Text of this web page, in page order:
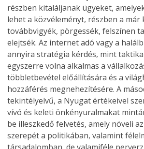
részben kitaláljanak ügyeket,
lehet a közvéleményt, részben a
továbbvigyék, pörgessék, felszínen
elejtsék. Az internet adó vagy a
annyira stratégia kérdés, mint
egyszerre volna alkalmas a
többletbevétel előállítására és a
hozzáférés megnehezítésére. A
tekintélyelvű, a Nyugat értékeivel
vívó és keleti önkényuralmakat
be illeszkedő felvetés, amely növeli
szerepét a politikában, valamint